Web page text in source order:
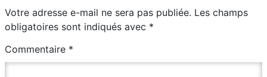
Votre adresse e-mail ne sera pas publiée. Les champs
obligatoires sont indiqués avec *
Commentaire *